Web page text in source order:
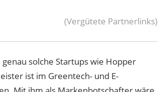
(Vergütete Partnerlinks)
solche Startups wie Hopper
ist im Greentech- und E-